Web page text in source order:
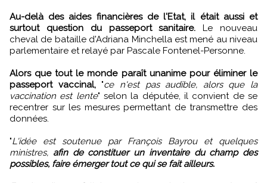
Au-delà des aides financières de l'Etat, il était aussi et
surtout question du passeport sanitaire.Le nouveau
cheval de bataille d'Adriana Minchella est mené au niveau
parlementaire et relayé par Pascale Fontenel-Personne.
Alors que tout le monde paraît unanime pour éliminer le
passeport vaccinal,"ce n'est pas audible, alors que la
vaccination est lente" selon la députée, il convient de se
recentrer sur les mesures permettant de transmettre des
données.
"L'idée est soutenue par François Bayrou et quelques
ministres, afin de constituer un inventaire du champ des
possibles, faire émerger tout ce qui se fait ailleurs.